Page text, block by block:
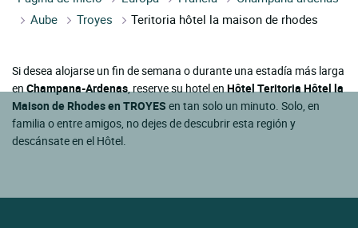
Aube
Troyes Teritoria hôtel la maison de rhodes
Si desea alojarse un fin de semana o durante una estadía más larga
enChampana-Ardenas, reserve su hotel enHôtel Teritoria Hôtel la
Maison de Rhodes en TROYES en tan solo un minuto. Solo, en
familia o entre amigos, no dejes de descubrir esta región y
descánsate en el Hôtel.